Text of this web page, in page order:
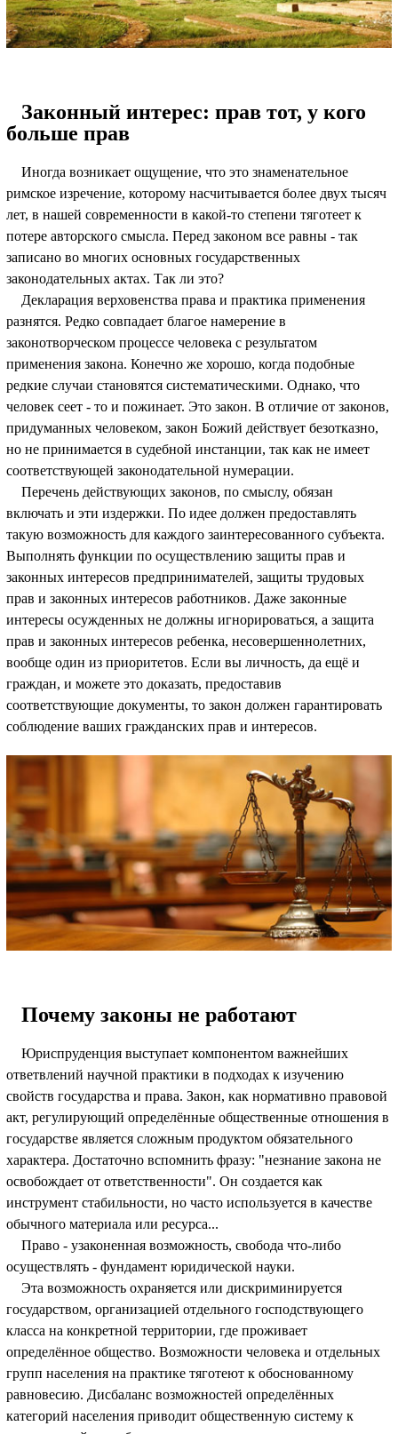
Законный интерес: прав тот, у кого
больше прав
Иногда возникает ощущение, что это знаменательное
римское изречение, которому насчитывается более двух тысяч
лет, в нашей современности в какой-то степени тяготеет к
потере авторского смысла. Перед законом все равны - так
записано во многих основных государственных
законодательных актах. Так ли это?
Декларация верховенства права и практика применения
разнятся. Редко совпадает благое намерение в
законотворческом процессе человека с результатом
применения закона. Конечно же хорошо, когда подобные
редкие случаи становятся систематическими. Однако, что
человек сеет - то и пожинает. Это закон. В отличие от законов,
придуманных человеком, закон Божий действует безотказно,
но не принимается в судебной инстанции, так как не имеет
соответствующей законодательной нумерации.
Перечень действующих законов, по смыслу, обязан
включать и эти издержки. По идее должен предоставлять
такую возможность для каждого заинтересованного субъекта.
Выполнять функции по осуществлению защиты прав и
законных интересов предпринимателей, защиты трудовых
прав и законных интересов работников. Даже законные
интересы осужденных не должны игнорироваться, а защита
прав и законных интересов ребенка, несовершеннолетних,
вообще один из приоритетов. Если вы личность, да ещё и
граждан, и можете это доказать, предоставив
соответствующие документы, то закон должен гарантировать
соблюдение ваших гражданских прав и интересов.
Почему законы не работают
Юриспруденция выступает компонентом важнейших
ответвлений научной практики в подходах к изучению
свойств государства и права. Закон, как нормативно правовой
акт, регулирующий определённые общественные отношения в
государстве является сложным продуктом обязательного
характера. Достаточно вспомнить фразу: "незнание закона не
освобождает от ответственности". Он создается как
инструмент стабильности, но часто используется в качестве
обычного материала или ресурса...
Право - узаконенная возможность, свобода что-либо
осуществлять - фундамент юридической науки.
Эта возможность охраняется или дискриминируется
государством, организацией отдельного господствующего
класса на конкретной территории, где проживает
определённое общество. Возможности человека и отдельных
групп населения на практике тяготеют к обоснованному
равновесию. Дисбаланс возможностей определённых
категорий населения приводит общественную систему к